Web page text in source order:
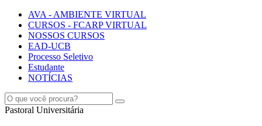
AVA - AMBIENTE VIRTUAL
CURSOS - FCARP VIRTUAL
NOSSOS CURSOS
EAD-UCB
Processo Seletivo
Estudante
NOTÍCIAS
Pastoral Universitária